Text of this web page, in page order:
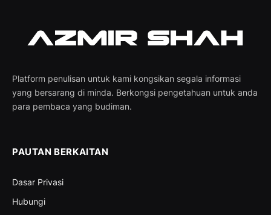
Platform penulisan untuk kami kongsikan segala informasi
yang bersarang di minda. Berkongsi pengetahuan untuk anda
para pembaca yang budiman.
PAUTAN BERKAITAN
Dasar Privasi
Hubungi